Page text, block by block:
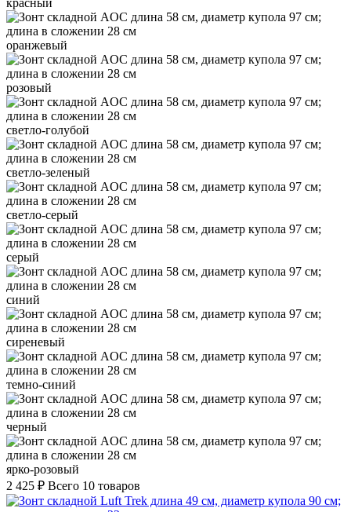
оранжевый
розовый
светло-голубой
светло-зеленый
светло-серый
серый
синий
сиреневый
темно-синий
черный
ярко-розовый
2 425 ₽ Всего 10 товаров